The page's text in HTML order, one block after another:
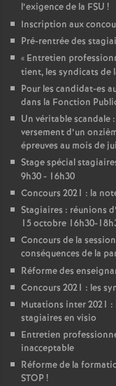
l’exigence de la FSU !
Inscription aux
Pré-rentrée des
« Entretien
tient, les syndicats de
Pour les candidat-es
dans la Fonction
Un véritable scandale
versement d’un
épreuves au mois de
Stage spécial
9h30 - 16h30
Concours 2021 : la
Stagiaires : réunions
15 octobre 16h30-
Concours de la
conséquences de la
Réforme des
Concours 2021 : les
Mutations inter 2021 :
stagiaires en visio
Entretien
inacceptable
Réforme de la
STOP!